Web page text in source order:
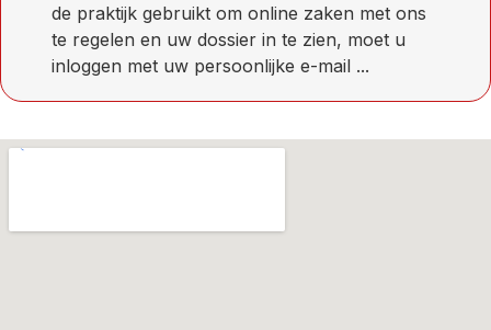
de praktijk gebruikt om online zaken met ons
te regelen en uw dossier in te zien, moet u
inloggen met uw persoonlijke e-mail ...